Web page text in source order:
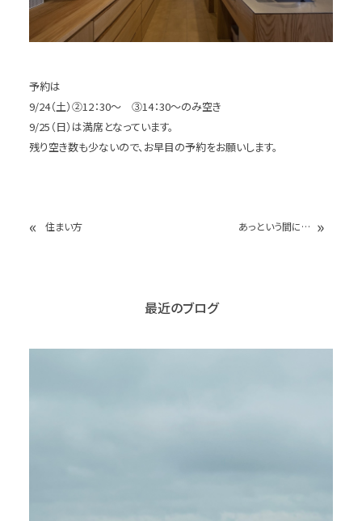
予約は
9/24（土）②12：30～ ③14：30～のみ空き
9/25（日）は満席となっています。
残り空き数も少ないので、お早目の予約をお願いします。
« 住まい方 あっという間に… »
最近のブログ